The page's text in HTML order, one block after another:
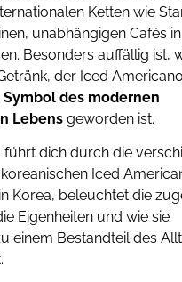
Ketten wie
unabhängigen Cafés in
Besonders auffällig ist,
der Iced
Symbol des modernen
Lebensgeworden ist.
führt dich durch die
Iced
Korea, beleuchtet die
Eigenheiten und wie sie
einem Bestandteil des